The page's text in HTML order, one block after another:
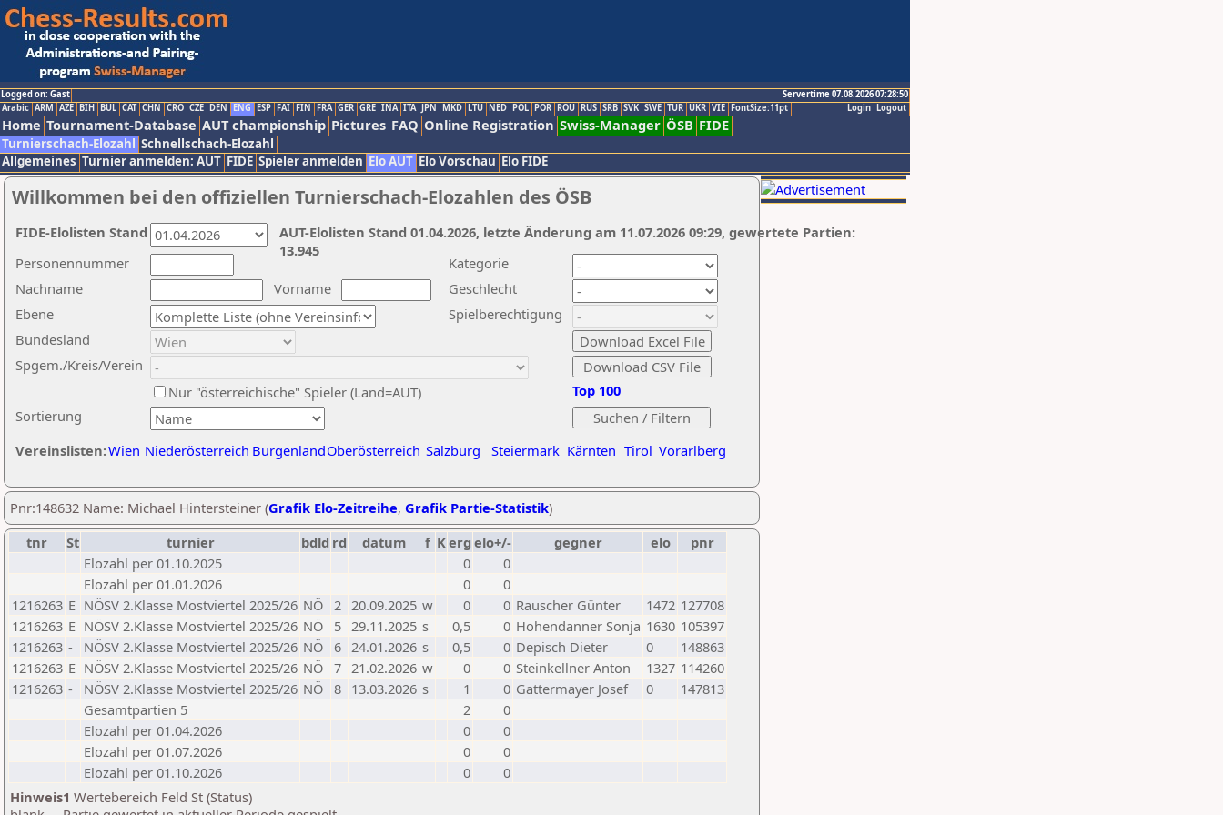
Logged on: Gast
Servertime 07.08.2026 07:28:50
Logout
Login
Arabic ARM AZE BIH BUL CAT CHN CRO CZE DEN ENG ESP FAI FIN FRA GER GRE INA ITA JPN MKD LTU NED POL POR ROU RUS SRB SVK SWE TUR UKR VIE FontSize:11pt
Home Tournament-Database AUT championship Pictures FAQ Online Registration Swiss-Manager ÖSB FIDE
Turnierschach-Elozahl Schnellschach-Elozahl
Allgemeines Turnier anmelden: AUT FIDE Spieler anmelden Elo AUT Elo Vorschau Elo FIDE
Willkommen bei den offiziellen Turnierschach-Elozahlen des ÖSB
Nachname
Vorname
Ebene
Kategorie
Sortierung
Personennummer
Bundesland
Spgem./Kreis/Verein
Geschlecht
Nur "österreichische" Spieler (Land=AUT)
Spielberechtigung
Vereinslisten:Wien Niederösterreich BurgenlandOberösterreich Salzburg Steiermark Kärnten Tirol Vorarlberg
Top 100
AUT-Elolisten Stand 01.04.2026, letzte Änderung am 11.07.2026 09:29, gewertete Partien:
13.945
FIDE-Elolisten Stand
Pnr:148632 Name: Michael Hintersteiner (Grafik Elo-Zeitreihe, Grafik Partie-Statistik)
tnr
St turnier bdld rd datum f Kerg elo+/- gegner elo
pnr
Elozahl per 01.10.2025
0
0
Elozahl per 01.01.2026
0
0
1216263 E NÖSV 2.Klasse Mostviertel 2025/26 NÖ 2 20.09.2025 w 0 0 Rauscher Günter 1472 127708
1216263 E NÖSV 2.Klasse Mostviertel 2025/26 NÖ 5 29.11.2025 s 0,5 0 Hohendanner Sonja 1630 105397
1216263 - NÖSV 2.Klasse Mostviertel 2025/26 NÖ 6 24.01.2026 s 0,5 0 Depisch Dieter 0
148863
1216263 E NÖSV 2.Klasse Mostviertel 2025/26 NÖ 7 21.02.2026 w 0 0 Steinkellner Anton 1327 114260
1216263 - NÖSV 2.Klasse Mostviertel 2025/26 NÖ 8 13.03.2026 s 1 0 Gattermayer Josef 0
147813
Gesamtpartien 5
2
0
Elozahl per 01.04.2026
0
0
Elozahl per 01.07.2026
0
0
Elozahl per 01.10.2026
0
0
Hinweis1 Wertebereich Feld St (Status)